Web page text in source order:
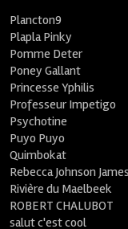
Plancton9
Plapla Pinky
Pomme Deter
Poney Gallant
Princesse Yphilis
Professeur Impetigo
Psychotine
Puyo Puyo
Quimbokat
Rebecca Johnson James
Rivière du Maelbeek
ROBERT CHALUBOT
salut c'est cool